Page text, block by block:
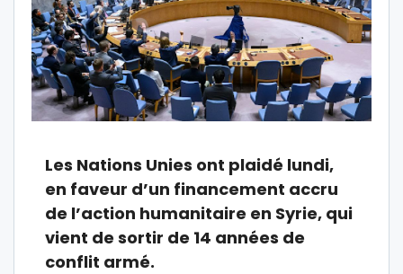
Les Nations Unies ont plaidé lundi,
en faveur d’un financement accru
de l’action humanitaire en Syrie, qui
vient de sortir de 14 années de
conflit armé.